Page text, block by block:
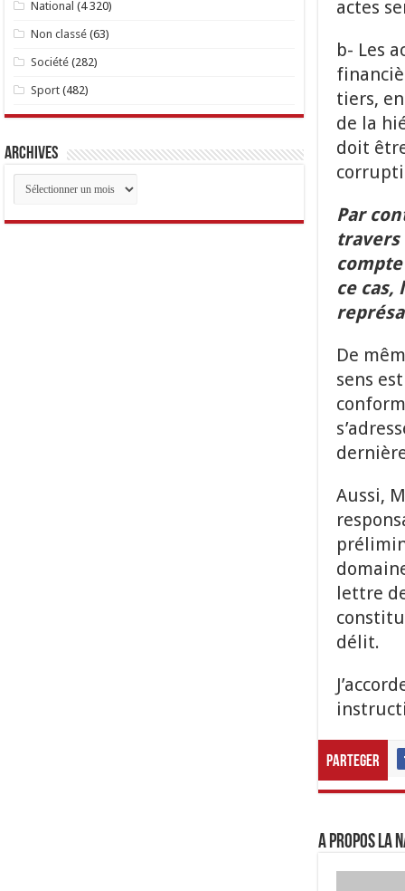
actes
b- Les
tiers,
de la
doit
Par
travers
ce cas,
De
sens
Aussi,
lettre
délit.
Parteger
A propos LA
National (4 320)
Non classé (63)
Société (282)
Sport (482)
Archives
Archives